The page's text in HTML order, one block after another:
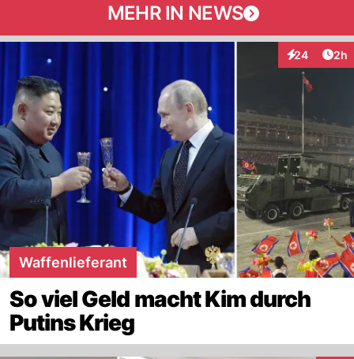
MEHR IN NEWS
24
Interaktionen
2h
Waffenlieferant
So viel Geld macht Kim durch
Putins Krieg